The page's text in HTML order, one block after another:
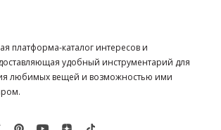
платформа-каталог интересов и
удобный инструментарий для
любимых вещей и возможностью ими